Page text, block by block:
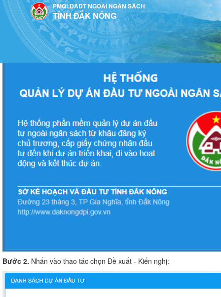
Truy cập nội dung luônPMQLDADT NGOÀI NGÂN SÁCH
TỈNH ĐẮK NÔNG
Đề xuất - Kiến nghị thực hiện theo các bước sau:
Bước 1.Đăng nhập vào hệ thống:
Bước 2. Nhấn vào thao tác chọn Đề xuất - Kiến nghị: